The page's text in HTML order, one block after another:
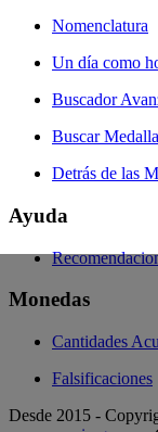
Nomenclatura
Un día como
Buscador
Buscar
Detrás de las
Ayuda
Monedas
Cantidades
Falsificaciones
Desde 2015 -